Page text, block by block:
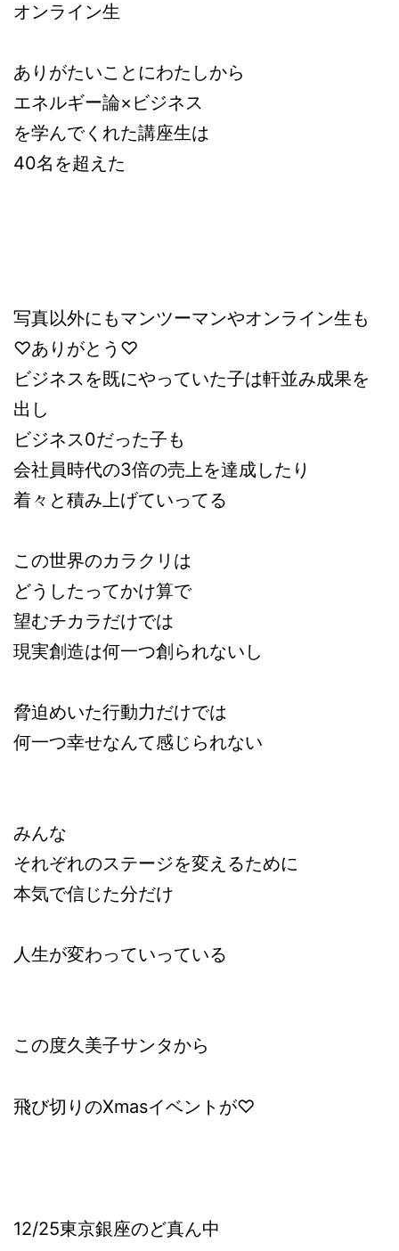
オンライン生
ありがたいことにわたしから
エネルギー論× ビジネス
を学んでくれた講座生は
40名を超えた
写真以外にもマンツーマンやオンライン生も
♡ありがとう♡
ビジネスを既にやっていた子は軒並み成果を
出し
ビジネス0だった子も
会社員時代の3倍の売上を達成したり
着々と積み上げていってる
この世界のカラクリは
どうしたってかけ算で
望むチカラだけでは
現実創造は何一つ創られないし
脅迫めいた行動力だけでは
何一つ幸せなんて感じられない
みんな
それぞれのステージを変えるために
本気で信じた分だけ
人生が変わっていっている
この度久美子サンタから
飛び切りのXmasイベントが♡
12/25東京銀座のど真ん中